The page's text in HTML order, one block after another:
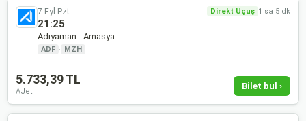
7 Eyl Pzt Direkt Uçuş 1 sa 5 dk
21:25
Adıyaman - Amasya
ADF · MZH
5.733,39 TL
AJet
Bilet bul ›